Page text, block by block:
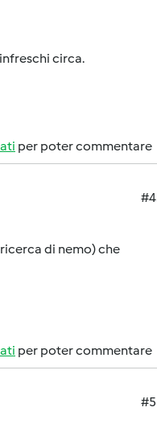
circa.
per poter commentare
#4
di nemo) che
per poter commentare
#5